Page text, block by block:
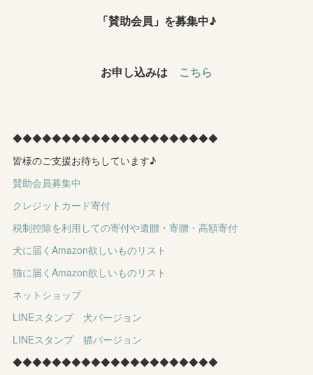
「賛助会員」を募集中♪
お申し込みは こちら
◆◆◆◆◆◆◆◆◆◆◆◆◆◆◆◆◆◆◆◆◆
皆様のご支援お待ちしています♪
賛助会員募集中
クレジットカード寄付
税制控除を利用しての寄付や遺贈・寄贈・高額寄付
犬に届くAmazon欲しいものリスト
猫に届くAmazon欲しいものリスト
ネットショップ
LINEスタンプ 犬バージョン
LINEスタンプ 猫バージョン
◆◆◆◆◆◆◆◆◆◆◆◆◆◆◆◆◆◆◆◆◆